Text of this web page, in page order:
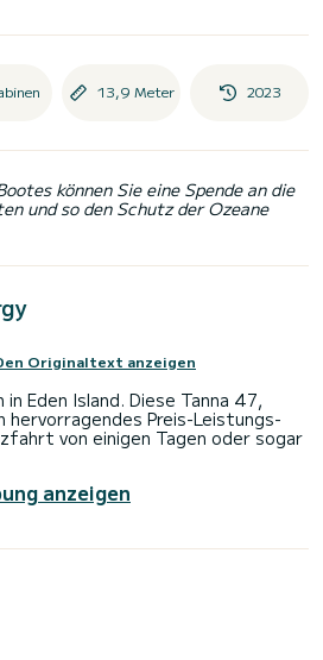
13,9 Meter 2023
können Sie eine Spende an die
und so den Schutz der Ozeane
Originaltext anzeigen
Eden Island. Diese Tanna 47,
Preis-Leistungs-
von einigen Tagen oder sogar
Katamaran werden Sie eine
erleben. Sie können während
nutzen.
Positive Energy über 4 Toiletten
Großsegel mit durchgehender
anzeigen